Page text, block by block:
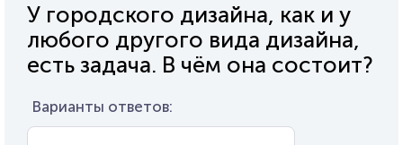
У городского дизайна, как и у
любого другого вида дизайна,
есть задача. В чём она состоит?
Варианты ответов: